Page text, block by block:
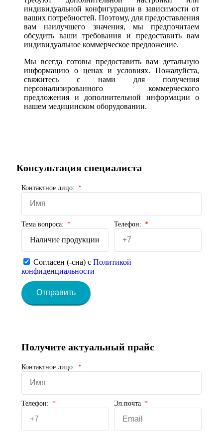
индивидуальной конфигурации в зависимости от
ваших потребностей. Поэтому, для предоставления
вам наилучшего значения, мы предпочитаем
обсудить ваши требования и предоставить вам
индивидуальное коммерческое предложение.
Мы всегда готовы предоставить вам детальную
информацию о ценах и условиях. Пожалуйста,
свяжитесь с нами для получения
персонализированного коммерческого
предложения и дополнительной информации о
нашем медицинском оборудовании.
Консультация специалиста
Контактное лицо:
Тема вопроса: Телефон:
Согласен (-сна) с Политикой
конфиденциальности
Отправить
Получите актуальный прайс
Контактное лицо:
Телефон: Эл.почта